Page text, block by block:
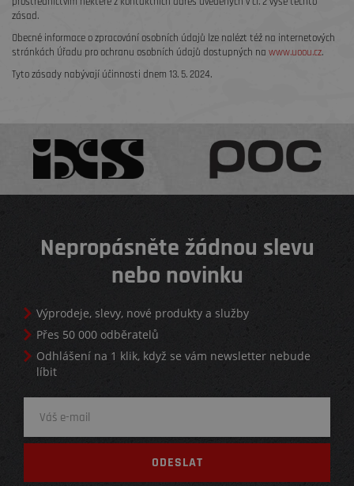
zásad.
Obecné informace o zpracování osobních údajů lze nalézt též na internetových
stránkách Úřadu pro ochranu osobních údajů dostupných na www.uoou.cz.
Tyto zásady nabývají účinnosti dnem 13. 5. 2024.
Nepropásněte žádnou slevu
nebo novinku
Výprodeje, slevy, nové produkty a služby
Přes 50 000 odběratelů
Odhlášení na 1 klik, když se vám newsletter nebude
líbit